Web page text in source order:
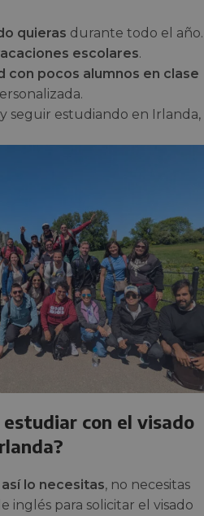
quieras durante todo el año.
escolares.
con pocos alumnos en clase
y seguir estudiando en Irlanda,
estudiar con el visado
lo necesitas, no necesitas
inglés para solicitar el visado